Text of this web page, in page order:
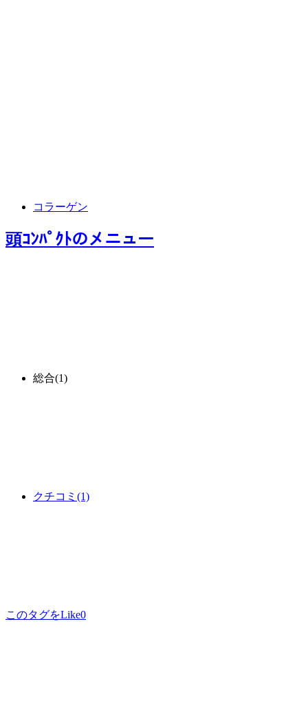
コラーゲン
頭ｺﾝﾊﾟｸﾄのメニュー
総合(1)
クチコミ (1)
このタグをLike0